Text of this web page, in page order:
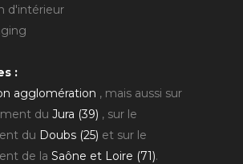
d'intérieur
:
agglomération , mais aussi sur
du Jura (39) , sur le
du Doubs (25) et sur le
de la Saône et Loire (71).